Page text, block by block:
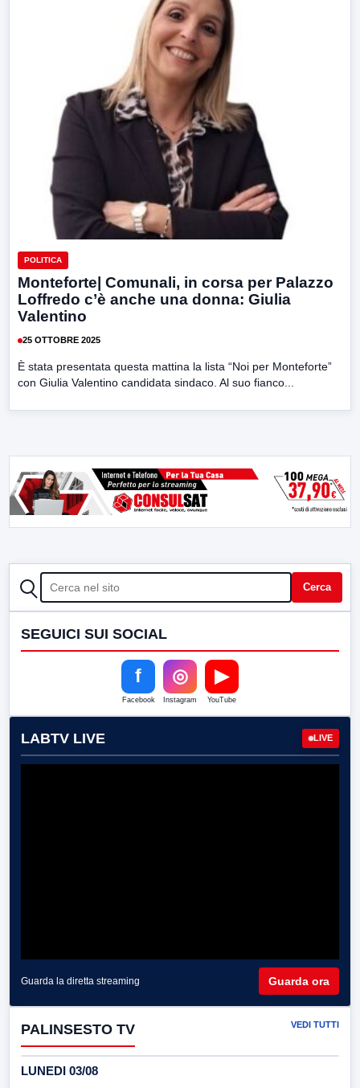
POLITICA
Monteforte| Comunali, in corsa per Palazzo
Loffredo c’è anche una donna: Giulia
Valentino
25 OTTOBRE 2025
È stata presentata questa mattina la lista “Noi per Monteforte”
con Giulia Valentino candidata sindaco. Al suo fianco...
CERCA Cerca
SEGUICI SUI SOCIAL
f
Facebook
◎
Instagram
▶
YouTube
LABTV LIVE LIVE
Guarda la diretta streaming Guarda ora
PALINSESTO TV VEDI TUTTI
LUNEDI 03/08